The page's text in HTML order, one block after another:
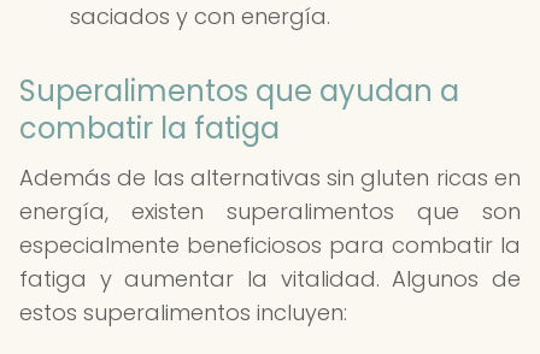
saciados y con energía.
Superalimentos que ayudan a
combatir la fatiga
Además de las alternativas sin gluten ricas en
energía, existen superalimentos que son
especialmente beneficiosos para combatir la
fatiga y aumentar la vitalidad. Algunos de
estos superalimentos incluyen: